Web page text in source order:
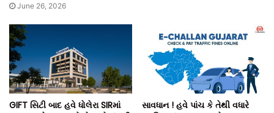
June 26, 2026
GIFT સિટી બાદ હવે ધોલેરા SIRમાં
સાવધાન ! હવે પાંચ કે તેથી વધારે